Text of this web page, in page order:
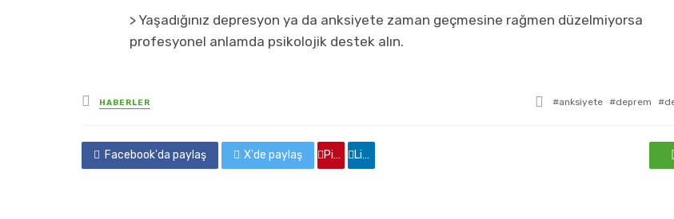
> Yaşadığınız depresyon ya da anksiyete zaman geçmesine rağmen düzelmiyorsa
profesyonel anlamda psikolojik destek alın.
yayınlanan
HABERLER
ile anksiyete deprem
Facebook'da paylaş X'de paylaş Pinterest'de paylaş Linkedin'de paylaş